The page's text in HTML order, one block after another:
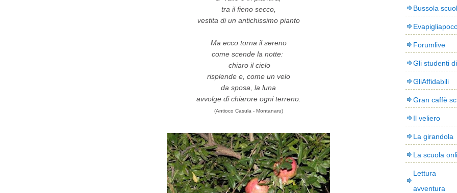
tra il fieno secco,
vestita di un antichissimo pianto
Ma ecco torna il sereno
come scende la notte:
chiaro il cielo
risplende e, come un velo
da sposa, la luna
avvolge di chiarore ogni terreno.
(Antioco Casula - Montanaru)
Bussola
Forumlive
Gli studenti
GliAffidabili
Gran caffè
Il veliero
La girandola
La scuola
avventura